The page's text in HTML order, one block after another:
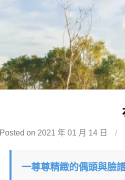
Posted on 2021 年 01 月 14 日 /
一尊尊精緻的偶頭與臉譜